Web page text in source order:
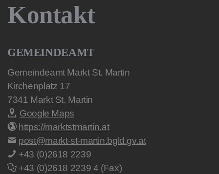
Kontakt
GEMEINDEAMT
Gemeindeamt Markt St. Martin
Kirchenplatz 17
7341 Markt St. Martin
Google Maps
https://marktstmartin.at
post@markt-st-martin.bgld.gv.at
+43 (0)2618 2239
+43 (0)2618 2239 4 (Fax)